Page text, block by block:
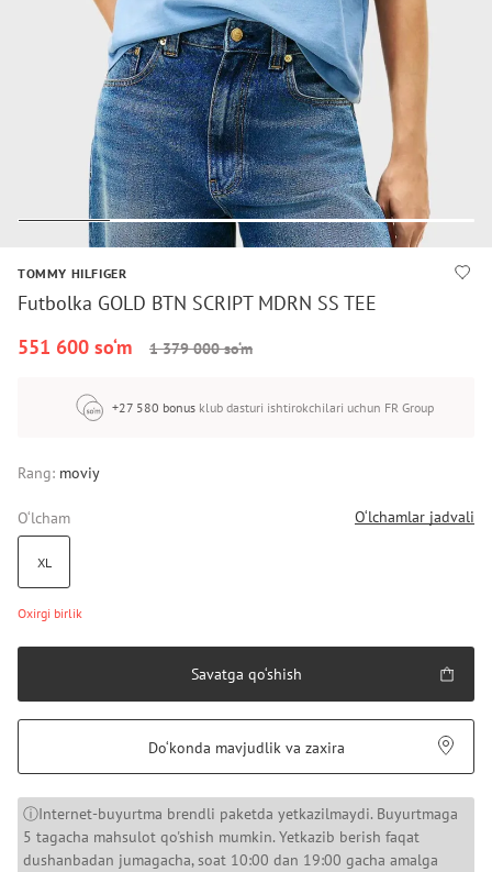
TOMMY HILFIGER
Futbolka GOLD BTN SCRIPT MDRN SS TEE
551 600 so‘m
1 379 000 so‘m
+27 580 bonus klub dasturi ishtirokchilari uchun FR Group
Rang: moviy
O‘lcham O‘lchamlar jadvali
XL
Oxirgi birlik
Savatga qo‘shish
Do‘konda mavjudlik va zaxira
ⓘInternet-buyurtma brendli paketda yetkazilmaydi. Buyurtmaga
5 tagacha mahsulot qo'shish mumkin. Yetkazib berish faqat
dushanbadan jumagacha, soat 10:00 dan 19:00 gacha amalga